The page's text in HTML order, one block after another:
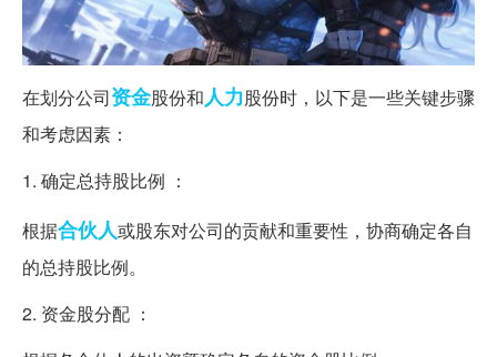
在划分公司资金股份和人力股份时，以下是一些关键步骤
和考虑因素：
1. 确定总持股比例 ：
根据合伙人或股东对公司的贡献和重要性，协商确定各自
的总持股比例。
2. 资金股分配 ：